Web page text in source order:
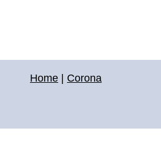
Home Corona